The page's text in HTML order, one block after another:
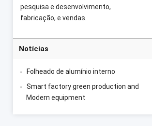
pesquisa e desenvolvimento,
fabricação, e vendas.
Notícias
Folheado de alumínio interno
Smart factory green production and
Modern equipment